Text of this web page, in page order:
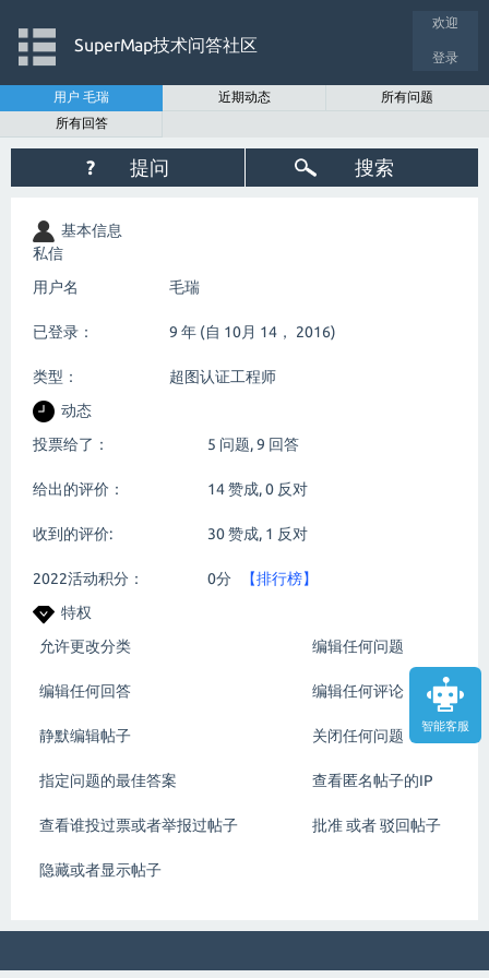
智能客服
欢迎
登录
SuperMap技术问答社区
用户 毛瑞 近期动态
所有问题
所有回答
? 提问 搜索
基本信息
私信
用户名
毛瑞
已登录： 9 年 (自 10月 14， 2016)
类型：
超图认证工程师
动态
投票给了：
5 问题,9 回答
给出的评价： 14赞成,0 反对
收到的评价: 30赞成, 1 反对
2022活动积分： 0分
【排行榜】
特权
允许更改分类
编辑任何问题
编辑任何回答 编辑任何评论
静默编辑帖子 关闭任何问题
指定问题的最佳答案 查看匿名帖子的IP
查看谁投过票或者举报过帖子 批准 或者 驳回帖子
隐藏或者显示帖子